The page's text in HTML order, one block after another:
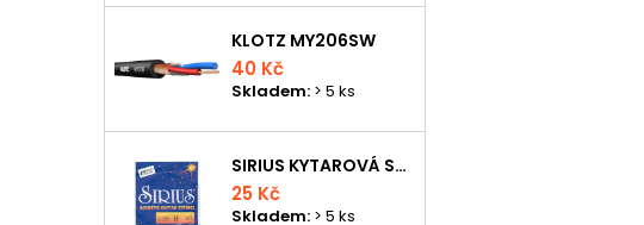
KLOTZ MY206SW
40 Kč
Skladem: > 5 ks
SIRIUS KYTAROVÁ STRUNA
25 Kč
Skladem: > 5 ks